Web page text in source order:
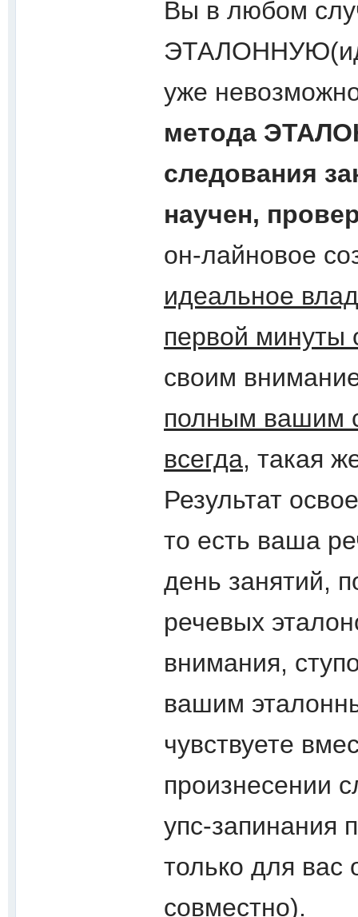
Вы в любом
уже
метода
следования
научен,
он-лайновое
идеальное
первой минуты
своим
полным вашим
всегда, такая
Результат
то есть ваша
день занятий,
речевых
внимания,
вашим
чувствуете
произнесении
упс-запинания
только для вас
совместно).